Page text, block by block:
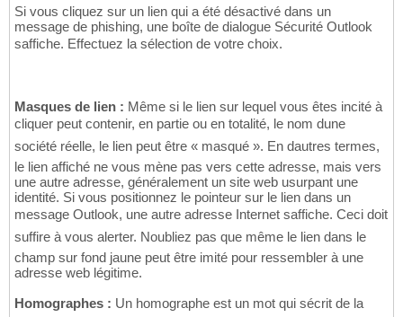
Si vous cliquez sur un lien qui a été désactivé dans un
message de phishing, une boîte de dialogue Sécurité Outlook
saffiche. Effectuez la sélection de votre choix.
Masques de lien : Même si le lien sur lequel vous êtes incité à
cliquer peut contenir, en partie ou en totalité, le nom dune
société réelle, le lien peut être « masqué ». En dautres termes,
le lien affiché ne vous mène pas vers cette adresse, mais vers
une autre adresse, généralement un site web usurpant une
identité. Si vous positionnez le pointeur sur le lien dans un
message Outlook, une autre adresse Internet saffiche. Ceci doit
suffire à vous alerter. Noubliez pas que même le lien dans le
champ sur fond jaune peut être imité pour ressembler à une
adresse web légitime.
Homographes : Un homographe est un mot qui sécrit de la